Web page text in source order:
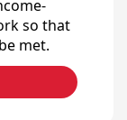
so that
met.